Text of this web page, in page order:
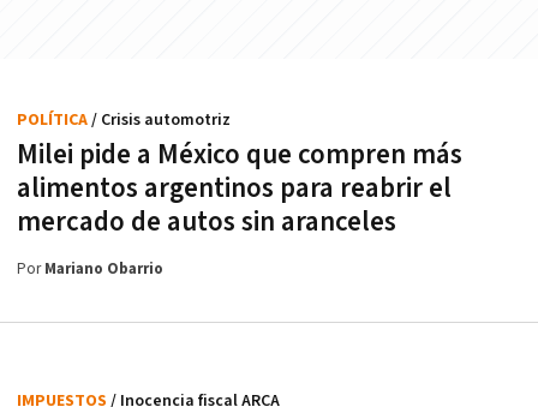
Milei pide a México que compren más
alimentos argentinos para reabrir el
mercado de autos sin aranceles
POLÍTICA/ Crisis automotriz
PorMariano Obarrio
IMPUESTOS / Inocencia fiscal ARCA